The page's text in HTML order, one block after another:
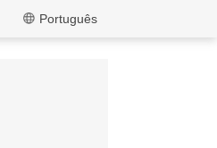
MEmu
Português